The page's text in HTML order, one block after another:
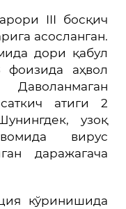
III босқич
асосланган.
дори қабул
фоизида аҳвол
Даволанмаган
атиги 2
узоқ
вирус
даражагача
кўринишида